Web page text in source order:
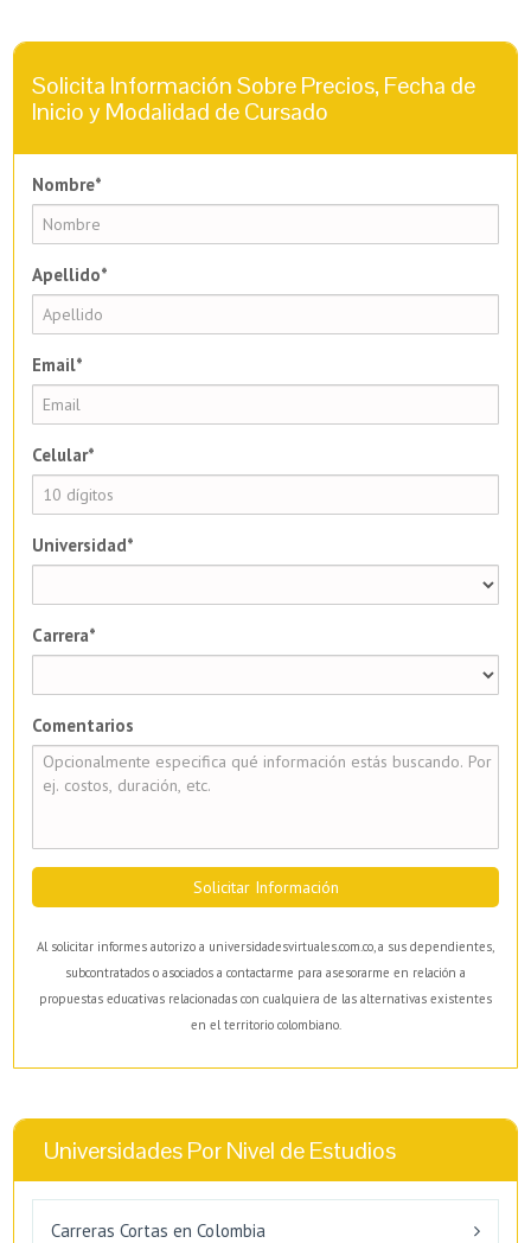
Solicita Información Sobre Precios, Fecha de
Inicio y Modalidad de Cursado
Nombre*
Apellido*
Email*
Celular*
Universidad*
Carrera*
Comentarios
Solicitar Información
Al solicitar informes autorizo a universidadesvirtuales.com.co, a sus dependientes,
subcontratados o asociados a contactarme para asesorarme en relación a
propuestas educativas relacionadas con cualquiera de las alternativas existentes
en el territorio colombiano.
Universidades Por Nivel de Estudios
Carreras Cortas en Colombia